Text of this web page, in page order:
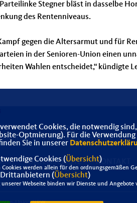
Stegner bläst in dasselbe
des Rentenniveaus.
gegen die Altersarmut und für
in der Senioren-Union einen
Wahlen entscheidet,“ kündigte
auf der Homepage der
der CDU Nordrhein-Westfalen!
DATENSCHUTZ KONTAKT
verwendet Cookies, die notwendig
Optmierung). Für die
Sie in unserer
Cookies (Übersicht)
Cookies werden allein für den ordnungsgemäßen
(Übersicht)
Webseite binden wir Dienste und Angebote